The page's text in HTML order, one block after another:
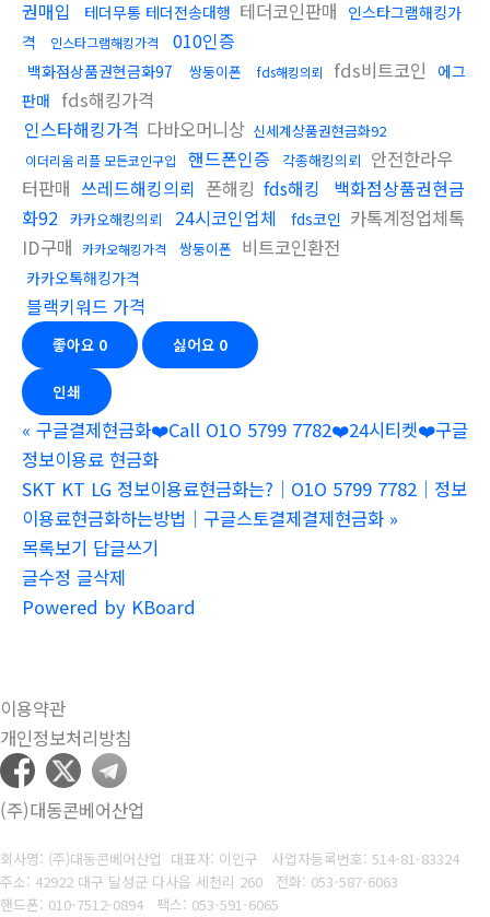
권매입
테더무통 테더전송대행 테더코인판매 인스타그램해킹가
격
인스타그램해킹가격 010인증
백화점상품권현금화97 쌍둥이폰 fds해킹의뢰 fds비트코인
에그
판매 fds해킹가격
인스타해킹가격 다바오머니상 신세계상품권현금화92
이더리움 리플 모든코인구입 핸드폰인증 각종해킹의뢰 안전한라우
터판매 쓰레드해킹의뢰 폰해킹 fds해킹
백화점상품권현금
화92 카카오해킹의뢰 24시코인업체 fds코인 카톡계정업체톡
ID구매 카카오해킹가격 쌍둥이폰 비트코인환전
카카오톡해킹가격
블랙키워드 가격
좋아요 0 싫어요 0
인쇄
« 구글결제현금화❤️Call O1O 5799 7782❤️24시티켓❤️구글
정보이용료 현금화
SKT KT LG 정보이용료현금화는?｜O1O 5799 7782｜정보
이용료현금화하는방법｜구글스토결제결제현금화 »
목록보기 답글쓰기
글수정 글삭제
Powered by KBoard
이용약관
개인정보처리방침
(주)대동콘베어산업
회사명: (주)대동콘베어산업 대표자: 이인구 사업자등록번호: 514-81-83324
주소: 42922 대구 달성군 다사읍 세천리 260 전화: 053-587-6063
핸드폰: 010-7512-0894
팩스: 053-591-6065